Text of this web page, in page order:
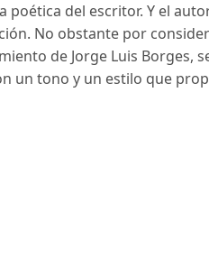
poética del escritor. Y el
No obstante por
de Jorge Luis Borges,
un tono y un estilo que